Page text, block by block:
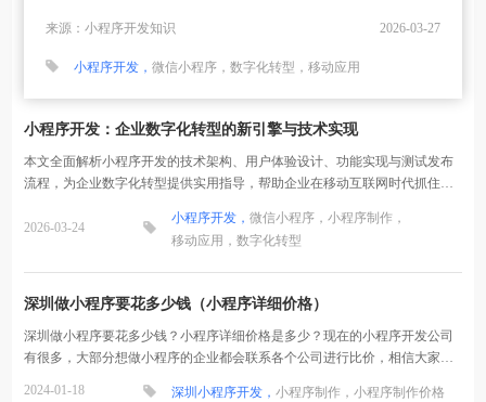
来源：小程序开发知识 2026-03-27
小程序开发，微信小程序，数字化转型，移动应用
小程序开发：企业数字化转型的新引擎与技术实现
本文全面解析小程序开发的技术架构、用户体验设计、功能实现与测试发布
流程，为企业数字化转型提供实用指导，帮助企业在移动互联网时代抓住机
2026-03-24
小程序开发， 微信小程序， 小程序制作，
移动应用， 数字化转型
深圳做小程序要花多少钱（小程序详细价格）
深圳做小程序要花多少钱？小程序详细价格是多少？现在的小程序开发公司
有很多，大部分想做小程序的企业都会联系各个公司进行比价，相信大家心
2024-01-18 深圳小程序开发， 小程序制作， 小程序制作价格